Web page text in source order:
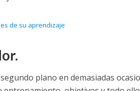
de su aprendizaje
plano en demasiadas